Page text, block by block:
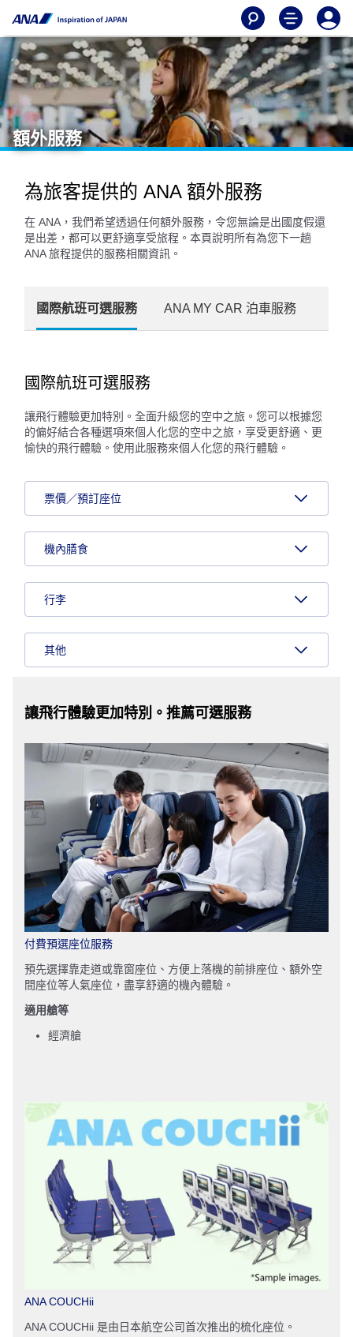
額外服務
為旅客提供的 ANA 額外服務
在 ANA，我們希望透過任何額外服務，令您無論是出國度假還
是出差，都可以更舒適享受旅程。本頁說明所有為您下一趟
ANA 旅程提供的服務相關資訊。
國際航班可選服務 ANA MY CAR 泊車服務
國際航班可選服務
讓飛行體驗更加特別。全面升級您的空中之旅。您可以根據您
的偏好結合各種選項來個人化您的空中之旅，享受更舒適、更
愉快的飛行體驗。使用此服務來個人化您的飛行體驗。
票價／預訂座位
機內膳食
行李
其他
讓飛行體驗更加特別。推薦可選服務
付費預選座位服務
預先選擇靠走道或靠窗座位、方便上落機的前排座位、額外空
間座位等人氣座位，盡享舒適的機內體驗。
適用艙等
經濟艙
ANA COUCHii
ANA COUCHii 是由日本航空公司首次推出的梳化座位。